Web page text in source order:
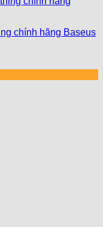
chính hãng Baseus